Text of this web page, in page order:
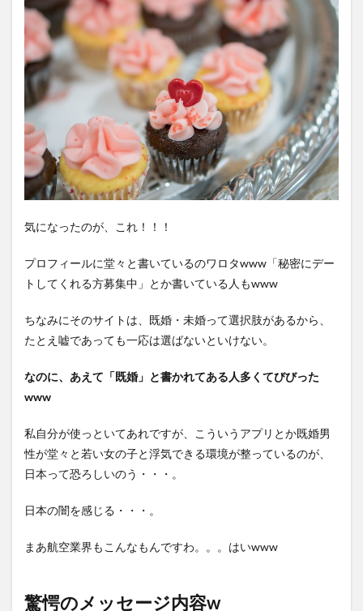
ま
す！
3.4
メッ
セー
ジ内
容④
との
やり
取り
は時
間の
なん
で写
送っ
てく
3.5
ジ内
トは
よく
使わ
れて
んで
か？
セー
気になったのが、これ！！！
プロフィールに堂々と書いているのワロタwww「秘密にデー
トしてくれる方募集中」とか書いている人もwww
ちなみにそのサイトは、既婚・未婚って選択肢があるから、
たとえ嘘であっても一応は選ばないといけない。
なのに、あえて「既婚」と書かれてある人多くてびびった
www
私自分が使っといてあれですが、こういうアプリとか既婚男
性が堂々と若い女の子と浮気できる環境が整っているのが、
日本って恐ろしいのう・・・。
日本の闇を感じる・・・。
まあ航空業界もこんなもんですわ。。。はいwww
驚愕のメッセージ内容w